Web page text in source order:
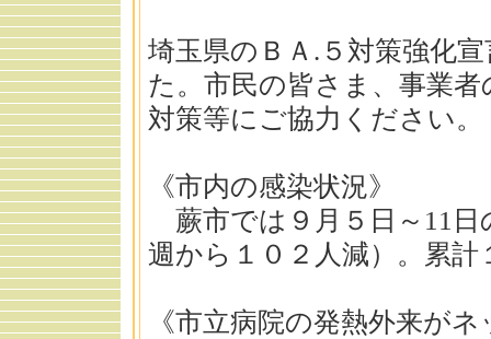
埼玉県のＢＡ.５対策強化
た。市民の皆さま、事業
対策等にご協力ください。
《市内の感染状況》
蕨市では９月５日～11日
週から１０２人減）。累計
《市立病院の発熱外来が